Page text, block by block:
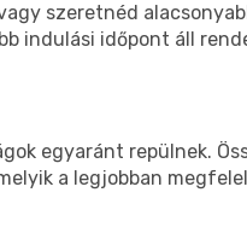
szeretnéd
indulási időpont áll
egyaránt repülnek.
a legjobban